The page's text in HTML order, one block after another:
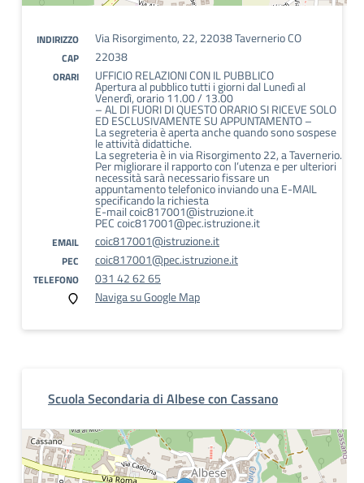
INDIRIZZO Via Risorgimento, 22, 22038 Tavernerio CO
CAP 22038
ORARI UFFICIO RELAZIONI CON IL PUBBLICO
Apertura al pubblico tutti i giorni dal Lunedì al
Venerdì, orario 11.00 / 13.00
– AL DI FUORI DI QUESTO ORARIO SI RICEVE SOLO
ED ESCLUSIVAMENTE SU APPUNTAMENTO –
La segreteria è aperta anche quando sono sospese
le attività didattiche.
La segreteria è in via Risorgimento 22, a Tavernerio.
Per migliorare il rapporto con l’utenza e per ulteriori
necessità sarà necessario fissare un
appuntamento telefonico inviando una E-MAIL
specificando la richiesta
E-mail coic817001@istruzione.it
PEC coic817001@pec.istruzione.it
EMAIL coic817001@istruzione.it
PEC coic817001@pec.istruzione.it
TELEFONO
031 42 62 65
Naviga su Google Map
Scuola Secondaria di Albese con Cassano